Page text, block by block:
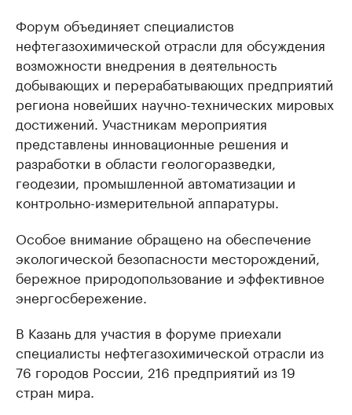
Форум объединяет специалистов
нефтегазохимической отрасли для обсуждения
возможности внедрения в деятельность
добывающих и перерабатывающих предприятий
региона новейших научно-технических мировых
достижений. Участникам мероприятия
представлены инновационные решения и
разработки в области геологоразведки,
геодезии, промышленной автоматизации и
контрольно-измерительной аппаратуры.
Особое внимание обращено на обеспечение
экологической безопасности месторождений,
бережное природопользование и эффективное
энергосбережение.
В Казань для участия в форуме приехали
специалисты нефтегазохимической отрасли из
76 городов России, 216 предприятий из 19
стран мира.